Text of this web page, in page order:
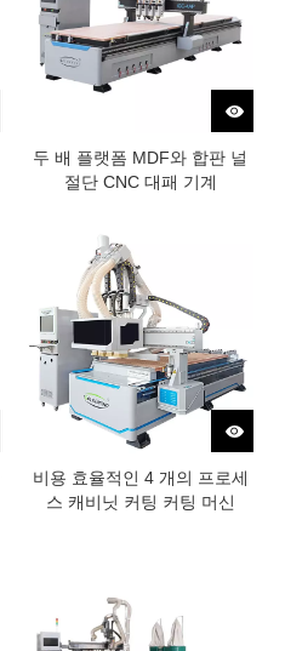
두 배 플랫폼 MDF와 합판 널
절단 CNC 대패 기계
비용 효율적인 4 개의 프로세
스 캐비닛 커팅 커팅 머신